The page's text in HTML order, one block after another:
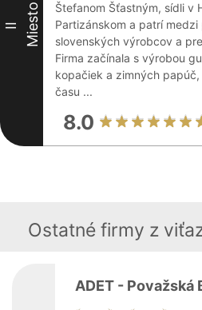
II Miesto
Štefanom Šťastným, sídli v
Partizánskom a patrí
slovenských výrobcov a
Firma začínala s výrobou
kopačiek a zimných
času ...
8.0
Ostatné firmy z
ADET - Považská